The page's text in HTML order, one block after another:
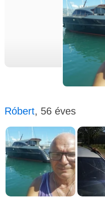
Róbert, 56 éves